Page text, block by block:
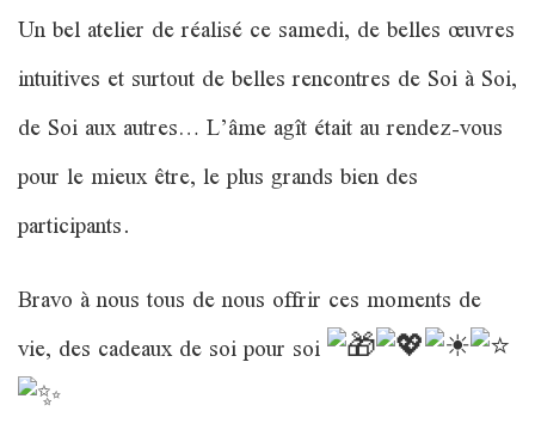
Un bel atelier de réalisé ce samedi, de belles œuvres
intuitives et surtout de belles rencontres de Soi à Soi,
de Soi aux autres… L’âme agît était au rendez-vous
pour le mieux être, le plus grands bien des
participants.
Bravo à nous tous de nous offrir ces moments de
vie, des cadeaux de soi pour soi